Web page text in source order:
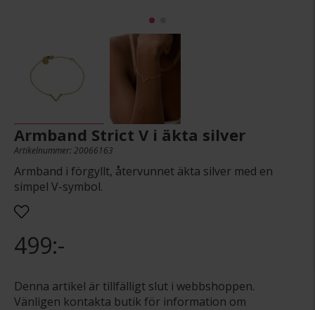
Armband Strict V i äkta silver
Artikelnummer: 20066163
Armband i förgyllt, återvunnet äkta silver med en
simpel V-symbol.
499:-
Denna artikel är tillfälligt slut i webbshoppen.
Vänligen kontakta butik för information om